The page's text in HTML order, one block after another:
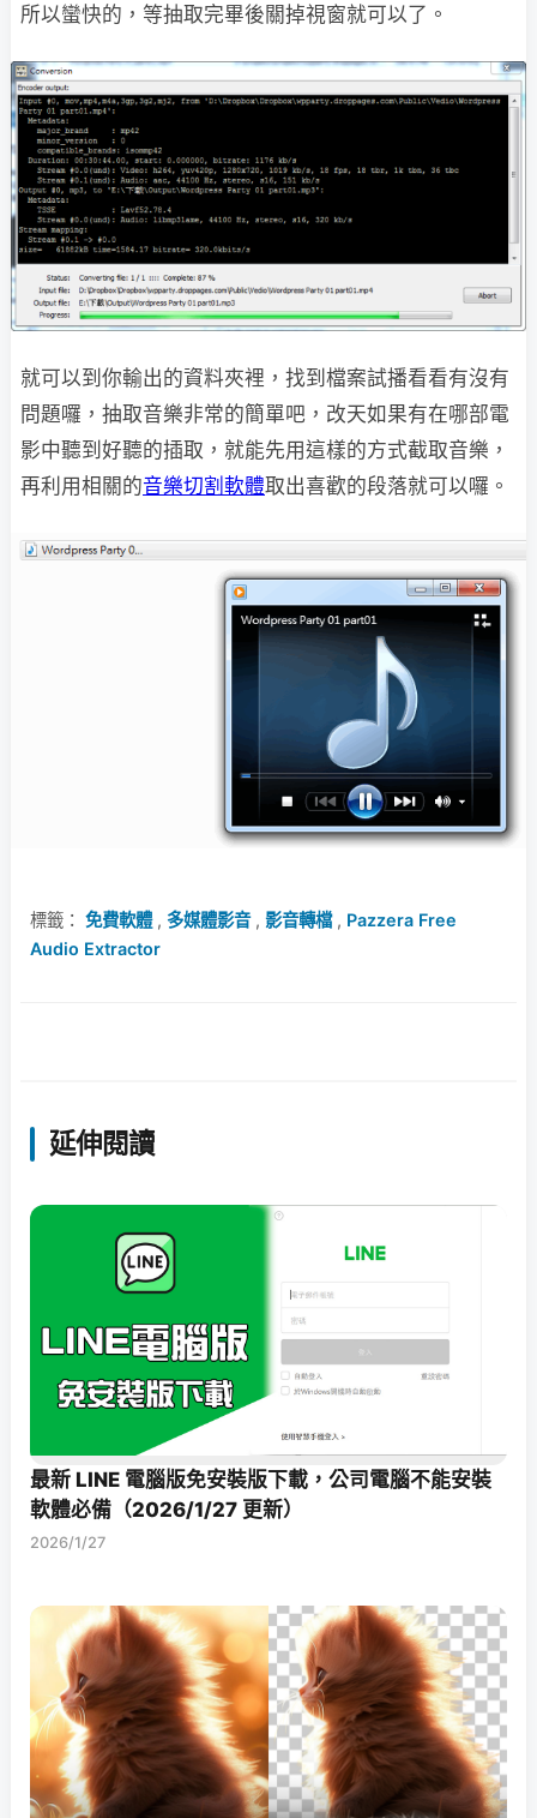
所以蠻快的，等抽取完畢後關掉視窗就可以了。
就可以到你輸出的資料夾裡，找到檔案試播看看有沒有
問題囉，抽取音樂非常的簡單吧，改天如果有在哪部電
影中聽到好聽的插取，就能先用這樣的方式截取音樂，
再利用相關的音樂切割軟體取出喜歡的段落就可以囉。
標籤： 免費軟體, 多媒體影音, 影音轉檔, Pazzera Free
Audio Extractor
延伸閱讀
最新 LINE 電腦版免安裝版下載，公司電腦不能安裝
軟體必備（2026/1/27 更新）
2026/1/27